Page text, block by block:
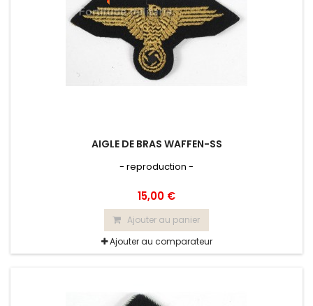
AIGLE DE BRAS WAFFEN-SS
- reproduction -
15,00 €
Ajouter au panier
Ajouter au comparateur